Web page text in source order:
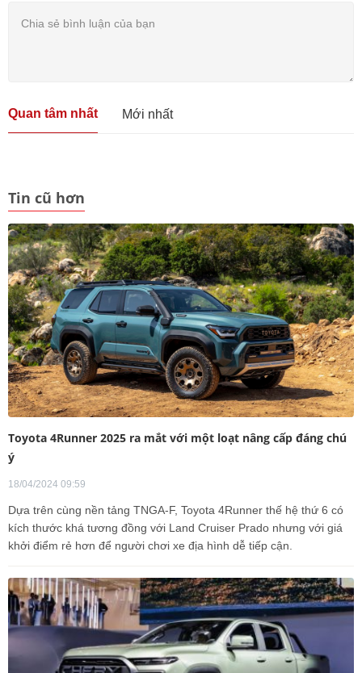
Quan tâm nhất Mới nhất
Tin cũ hơn
Toyota 4Runner 2025 ra mắt với một loạt nâng cấp đáng chú
ý
18/04/2024 09:59
Dựa trên cùng nền tảng TNGA-F, Toyota 4Runner thế hệ thứ 6 có
kích thước khá tương đồng với Land Cruiser Prado nhưng với giá
khởi điểm rẻ hơn để người chơi xe địa hình dễ tiếp cận.